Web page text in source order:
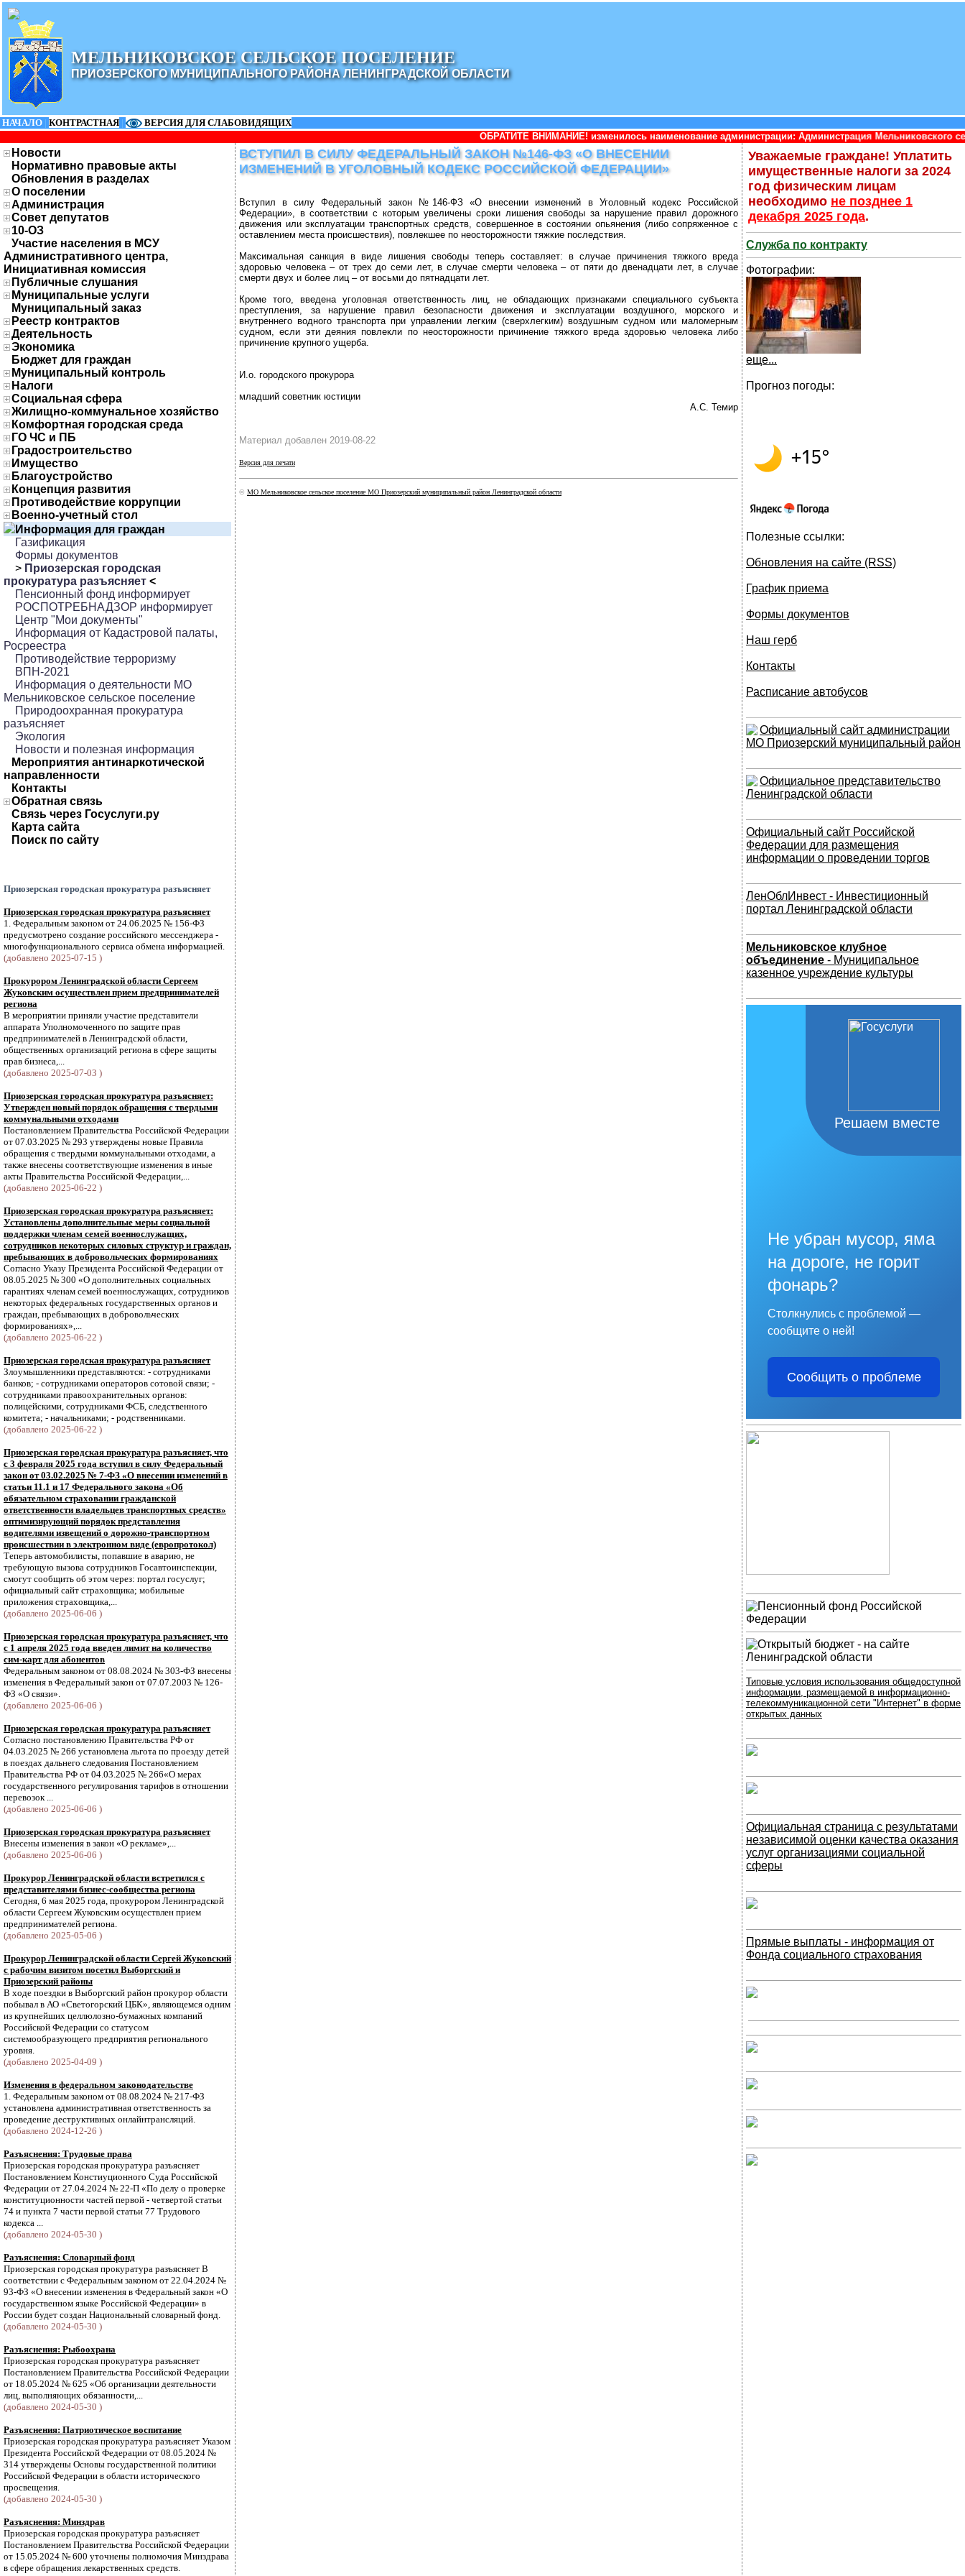
МЕЛЬНИКОВСКОЕ СЕЛЬСКОЕ ПОСЕЛЕНИЕ
ПРИОЗЕРСКОГО МУНИЦИПАЛЬНОГО РАЙОНА ЛЕНИНГРАДСКОЙ ОБЛАСТИ
НАЧАЛО | КОНТРАСТНАЯ |
ВЕРСИЯ ДЛЯ СЛАБОВИДЯЩИХ
ОБРАТИТЕ ВНИМАНИЕ! изменилось наименование администрации: Администрация Мельниковского сельского
Новости
Нормативно правовые акты
Обновления в разделах
О поселении
Администрация
Совет депутатов
10-ОЗ
Участие населения в МСУ
Административного центра,
Инициативная комиссия
Публичные слушания
Муниципальные услуги
Муниципальный заказ
Реестр контрактов
Деятельность
Экономика
Бюджет для граждан
Муниципальный контроль
Налоги
Социальная сфера
Жилищно-коммунальное хозяйство
Комфортная городская среда
ГО ЧС и ПБ
Градостроительство
Имущество
Благоустройство
Концепция развития
Противодействие коррупции
Военно-учетный стол
Информация для граждан
Газификация
Формы документов
> Приозерская городская
прокуратура разъясняет <
Пенсионный фонд информирует
РОСПОТРЕБНАДЗОР информирует
Центр "Мои документы"
Информация от Кадастровой палаты,
Росреестра
Противодействие терроризму
ВПН-2021
Информация о деятельности МО
Мельниковское сельское поселение
Природоохранная прокуратура
разъясняет
Экология
Новости и полезная информация
Мероприятия антинаркотической
направленности
Контакты
Обратная связь
Связь через Госуслуги.ру
Карта сайта
Поиск по сайту
Приозерская городская прокуратура разъясняет
Приозерская городская прокуратура разъясняет
1. Федеральным законом от 24.06.2025 № 156-ФЗ
предусмотрено создание российского мессенджера -
многофункционального сервиса обмена информацией.
(добавлено 2025-07-15 )
Прокурором Ленинградской области Сергеем
Жуковским осуществлен прием предпринимателей
региона
В мероприятии приняли участие представители
аппарата Уполномоченного по защите прав
предпринимателей в Ленинградской области,
общественных организаций региона в сфере защиты
прав бизнеса,...
(добавлено 2025-07-03 )
Приозерская городская прокуратура разъясняет:
Утвержден новый порядок обращения с твердыми
коммунальными отходами
Постановлением Правительства Российской Федерации
от 07.03.2025 № 293 утверждены новые Правила
обращения с твердыми коммунальными отходами, а
также внесены соответствующие изменения в иные
акты Правительства Российской Федерации,...
(добавлено 2025-06-22 )
Приозерская городская прокуратура разъясняет:
Установлены дополнительные меры социальной
поддержки членам семей военнослужащих,
сотрудников некоторых силовых структур и граждан,
пребывающих в добровольческих формированиях
Согласно Указу Президента Российской Федерации от
08.05.2025 № 300 «О дополнительных социальных
гарантиях членам семей военнослужащих, сотрудников
некоторых федеральных государственных органов и
граждан, пребывающих в добровольческих
формированиях»,...
(добавлено 2025-06-22 )
Приозерская городская прокуратура разъясняет
Злоумышленники представляются: - сотрудниками
банков; - сотрудниками операторов сотовой связи; -
сотрудниками правоохранительных органов:
полицейскими, сотрудниками ФСБ, следственного
комитета; - начальниками; - родственниками.
(добавлено 2025-06-22 )
Приозерская городская прокуратура разъясняет, что
с 3 февраля 2025 года вступил в силу Федеральный
закон от 03.02.2025 № 7-ФЗ «О внесении изменений в
статьи 11.1 и 17 Федерального закона «Об
обязательном страховании гражданской
ответственности владельцев транспортных средств»
оптимизирующий порядок представления
водителями извещений о дорожно-транспортном
происшествии в электронном виде (европротокол)
Теперь автомобилисты, попавшие в аварию, не
требующую вызова сотрудников Госавтоинспекции,
смогут сообщить об этом через: портал госуслуг;
официальный сайт страховщика; мобильные
приложения страховщика,...
(добавлено 2025-06-06 )
Приозерская городская прокуратура разъясняет, что
с 1 апреля 2025 года введен лимит на количество
сим-карт для абонентов
Федеральным законом от 08.08.2024 № 303-ФЗ внесены
изменения в Федеральный закон от 07.07.2003 № 126-
ФЗ «О связи».
(добавлено 2025-06-06 )
Приозерская городская прокуратура разъясняет
Согласно постановлению Правительства РФ от
04.03.2025 № 266 установлена льгота по проезду детей
в поездах дальнего следования Постановлением
Правительства РФ от 04.03.2025 № 266«О мерах
государственного регулирования тарифов в отношении
перевозок ...
(добавлено 2025-06-06 )
Приозерская городская прокуратура разъясняет
Внесены изменения в закон «О рекламе»,...
(добавлено 2025-06-06 )
Прокурор Ленинградской области встретился с
представителями бизнес-сообщества региона
Сегодня, 6 мая 2025 года, прокурором Ленинградской
области Сергеем Жуковским осуществлен прием
предпринимателей региона.
(добавлено 2025-05-06 )
Прокурор Ленинградской области Сергей Жуковский
с рабочим визитом посетил Выборгский и
Приозерский районы
В ходе поездки в Выборгский район прокурор области
побывал в АО «Светогорский ЦБК», являющемся одним
из крупнейших целлюлозно-бумажных компаний
Российской Федерации со статусом
системообразующего предприятия регионального
уровня.
(добавлено 2025-04-09 )
Изменения в федеральном законодательстве
1. Федеральным законом от 08.08.2024 № 217-ФЗ
установлена административная ответственность за
проведение деструктивных онлайнтрансляций.
(добавлено 2024-12-26 )
Разъяснения: Трудовые права
Приозерская городская прокуратура разъясняет
Постановлением Констиуционного Суда Российской
Федерации от 27.04.2024 № 22-П «По делу о проверке
конституционности частей первой - четвертой статьи
74 и пункта 7 части первой статьи 77 Трудового
кодекса ...
(добавлено 2024-05-30 )
Разъяснения: Словарный фонд
Приозерская городская прокуратура разъясняет В
соответствии с Федеральным законом от 22.04.2024 №
93-ФЗ «О внесении изменения в Федеральный закон «О
государственном языке Российской Федерации» в
России будет создан Национальный словарный фонд.
(добавлено 2024-05-30 )
Разъяснения: Рыбоохрана
Приозерская городская прокуратура разъясняет
Постановлением Правительства Российской Федерации
от 18.05.2024 № 625 «Об организации деятельности
лиц, выполняющих обязанности,...
(добавлено 2024-05-30 )
Разъяснения: Патриотическое воспитание
Приозерская городская прокуратура разъясняет Указом
Президента Российской Федерации от 08.05.2024 №
314 утверждены Основы государственной политики
Российской Федерации в области исторического
просвещения.
(добавлено 2024-05-30 )
Разъяснения: Минздрав
Приозерская городская прокуратура разъясняет
Постановлением Правительства Российской Федерации
от 15.05.2024 № 600 уточнены полномочия Минздрава
в сфере обращения лекарственных средств.
ВСТУПИЛ В СИЛУ ФЕДЕРАЛЬНЫЙ ЗАКОН №146-ФЗ «О ВНЕСЕНИИ
ИЗМЕНЕНИЙ В УГОЛОВНЫЙ КОДЕКС РОССИЙСКОЙ ФЕДЕРАЦИИ»
Вступил в силу Федеральный закон №146-ФЗ «О внесении изменений в Уголовный кодекс Российской
Федерации», в соответствии с которым увеличены сроки лишения свободы за нарушение правил дорожного
движения или эксплуатации транспортных средств, совершенное в состоянии опьянения (либо сопряженное с
оставлением места происшествия), повлекшее по неосторожности тяжкие последствия.
Максимальная санкция в виде лишения свободы теперь составляет: в случае причинения тяжкого вреда
здоровью человека – от трех до семи лет, в случае смерти человека – от пяти до двенадцати лет, в случае
смерти двух и более лиц – от восьми до пятнадцати лет.
Кроме того, введена уголовная ответственность лиц, не обладающих признаками специального субъекта
преступления, за нарушение правил безопасности движения и эксплуатации воздушного, морского и
внутреннего водного транспорта при управлении легким (сверхлегким) воздушным судном или маломерным
судном, если эти деяния повлекли по неосторожности причинение тяжкого вреда здоровью человека либо
причинение крупного ущерба.
И.о. городского прокурора
младший советник юстиции
А.С. Темир
Материал добавлен 2019-08-22
Версия для печати
© МО Мельниковское сельское поселение МО Приозерский муниципальный район Ленинградской области
Уважаемые граждане! Уплатить
имущественные налоги за 2024
год физическим лицам
необходимо не позднее 1
декабря 2025 года.
Служба по контракту
Фотографии:
еще...
Прогноз погоды:
Полезные ссылки:
Обновления на сайте (RSS)
График приема
Формы документов
Наш герб
Контакты
Расписание автобусов
Официальный сайт администрации
МО Приозерский муниципальный район
Официальное представительство
Ленинградской области
Официальный сайт Российской
Федерации для размещения
информации о проведении торгов
ЛенОблИнвест - Инвестиционный
портал Ленинградской области
Мельниковское клубное
объединение - Муниципальное
казенное учреждение культуры
Решаем вместе
Не убран мусор, яма
на дороге, не горит
фонарь?
Столкнулись с проблемой —
сообщите о ней!
Сообщить о проблеме
Типовые условия использования общедоступной
информации, размещаемой в информационно-
телекоммуникационной сети "Интернет" в форме
открытых данных
Официальная страница с результатами
независимой оценки качества оказания
услуг организациями социальной
сферы
Прямые выплаты - информация от
Фонда социального страхования